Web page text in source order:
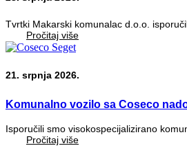
Tvrtki Makarski komunalac d.o.o.
Pročitaj više
21. srpnja 2026.
Komunalno vozilo sa Coseco
Isporučili smo visokospecijalizirano
Pročitaj više